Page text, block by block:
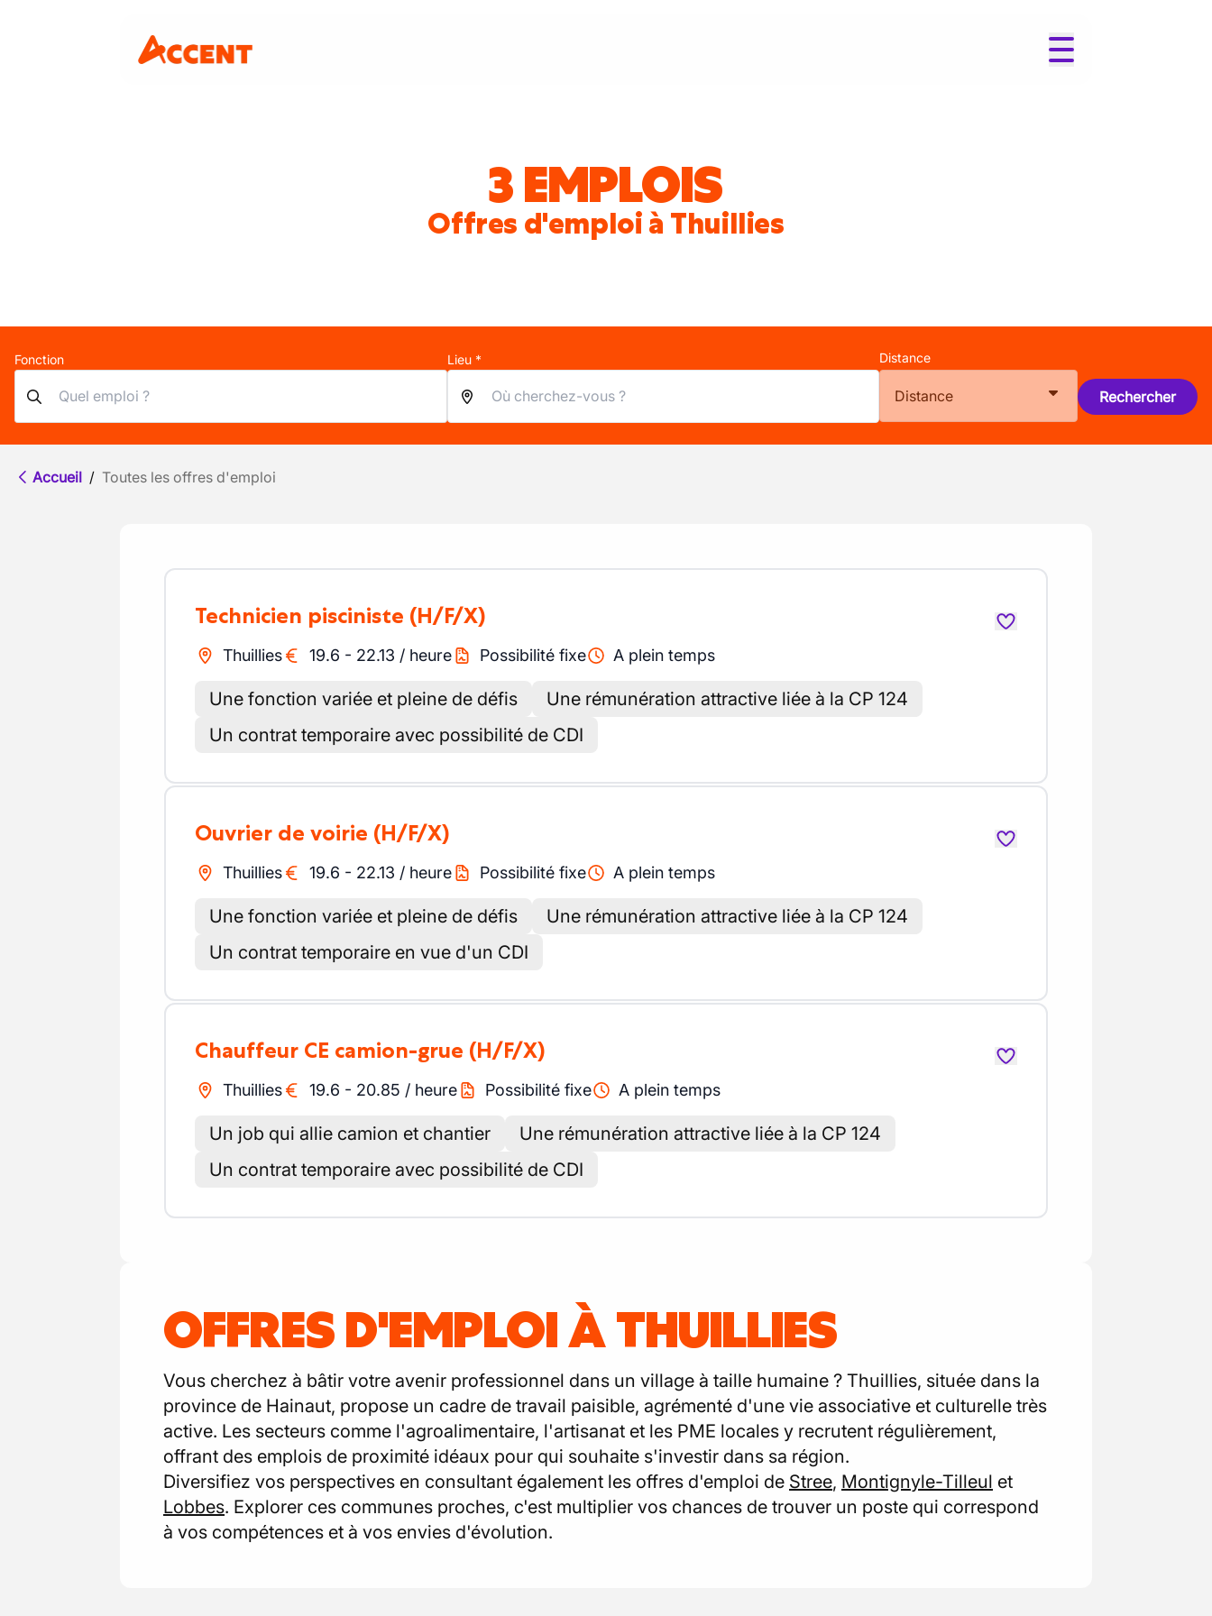
3 EMPLOIS
Offres d'emploi à Thuillies
Fonction Lieu * Distance
Distance Rechercher
Accueil / Toutes les offres d'emploi
Technicien pisciniste (H/F/X)
Thuillies 19.6 - 22.13 / heure Possibilité fixe A plein temps
Une fonction variée et pleine de défis
Une rémunération attractive liée à la CP 124
Un contrat temporaire avec possibilité de CDI
Ouvrier de voirie (H/F/X)
Thuillies 19.6 - 22.13 / heure Possibilité fixe A plein temps
Une fonction variée et pleine de défis
Une rémunération attractive liée à la CP 124
Un contrat temporaire en vue d'un CDI
Chauffeur CE camion-grue (H/F/X)
Thuillies 19.6 - 20.85 / heure Possibilité fixe A plein temps
Un job qui allie camion et chantier
Une rémunération attractive liée à la CP 124
Un contrat temporaire avec possibilité de CDI
OFFRES D'EMPLOI À THUILLIES
Vous cherchez à bâtir votre avenir professionnel dans un village à taille humaine ? Thuillies, située dans la
province de Hainaut, propose un cadre de travail paisible, agrémenté d'une vie associative et culturelle très
active. Les secteurs comme l'agroalimentaire, l'artisanat et les PME locales y recrutent régulièrement,
offrant des emplois de proximité idéaux pour qui souhaite s'investir dans sa région.
Diversifiez vos perspectives en consultant également les offres d'emploi de Stree, Montignyle-Tilleul et
Lobbes. Explorer ces communes proches, c'est multiplier vos chances de trouver un poste qui correspond
à vos compétences et à vos envies d'évolution.